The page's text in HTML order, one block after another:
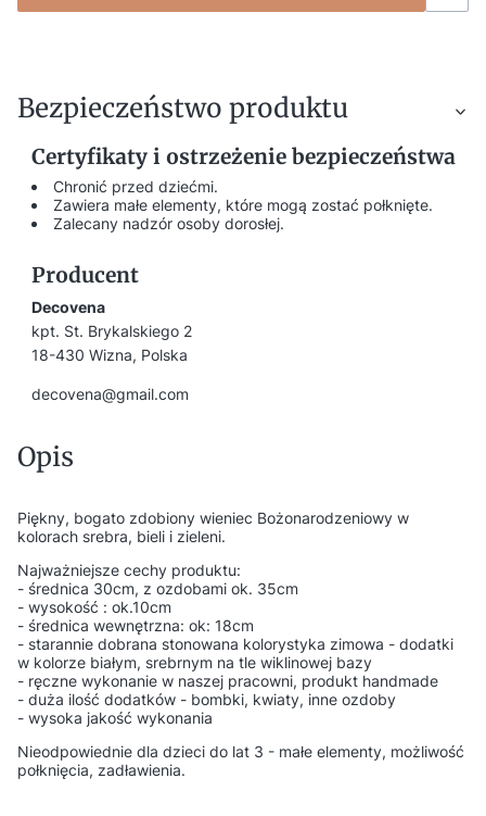
Bezpieczeństwo produktu
Certyfikaty i ostrzeżenie bezpieczeństwa
Chronić przed dziećmi.
Zawiera małe elementy, które mogą zostać połknięte.
Zalecany nadzór osoby dorosłej.
Producent
Decovena
kpt. St. Brykalskiego 2
18-430 Wizna, Polska
decovena@gmail.com
Opis
Piękny, bogato zdobiony wieniec Bożonarodzeniowy w
kolorach srebra, bieli i zieleni.
Najważniejsze cechy produktu:
- średnica 30cm, z ozdobami ok. 35cm
- wysokość : ok.10cm
- średnica wewnętrzna: ok: 18cm
- starannie dobrana stonowana kolorystyka zimowa - dodatki
w kolorze białym, srebrnym na tle wiklinowej bazy
- ręczne wykonanie w naszej pracowni, produkt handmade
- duża ilość dodatków - bombki, kwiaty, inne ozdoby
- wysoka jakość wykonania
Nieodpowiednie dla dzieci do lat 3 - małe elementy, możliwość
połknięcia, zadławienia.